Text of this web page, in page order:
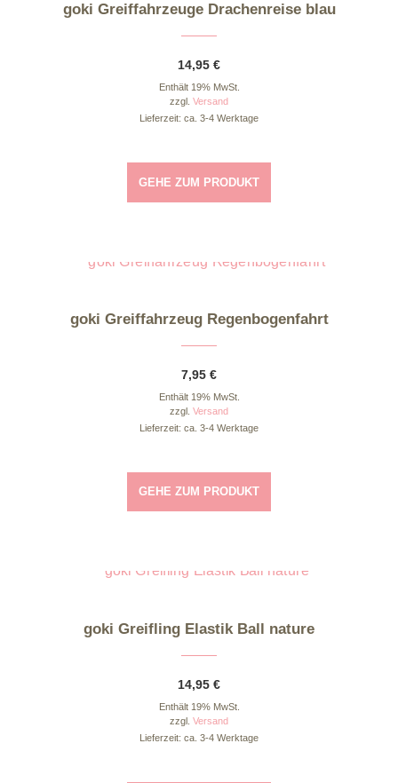
goki Greiffahrzeuge Drachenreise blau
14,95 €
Enthält 19% MwSt.
zzgl. Versand
Lieferzeit: ca. 3-4 Werktage
GEHE ZUM PRODUKT
goki Greiffahrzeug Regenbogenfahrt
7,95 €
Enthält 19% MwSt.
zzgl. Versand
Lieferzeit: ca. 3-4 Werktage
GEHE ZUM PRODUKT
goki Greifling Elastik Ball nature
14,95 €
Enthält 19% MwSt.
zzgl. Versand
Lieferzeit: ca. 3-4 Werktage